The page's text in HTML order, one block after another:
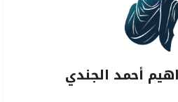
أحمد الجندي